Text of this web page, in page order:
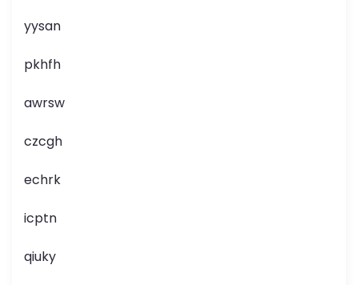
yysan
pkhfh
awrsw
czcgh
echrk
icptn
qiuky